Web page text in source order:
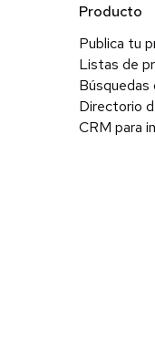
Producto
Publica tu
Listas de
Búsquedas
Directorio
CRM para